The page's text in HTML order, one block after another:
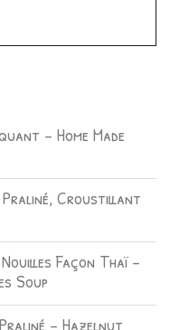
– Home Made
Praliné, Croustillant
Façon Thaï –
Soup
– Hazelnut